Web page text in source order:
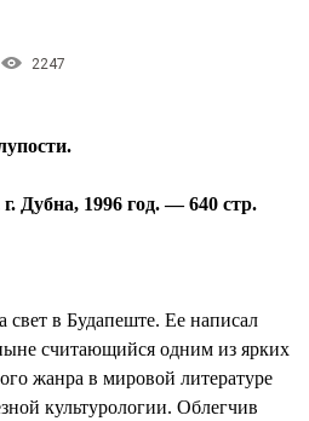
2247
Дубна, 1996 год. — 640 стр.
свет в Будапеште. Ее написал
считающийся одним из ярких
жанра в мировой литературе
культурологии. Облегчив